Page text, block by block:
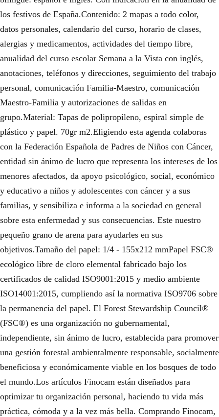
los festivos de España.Contenido: 2 mapas a todo color,
datos personales, calendario del curso, horario de clases,
alergias y medicamentos, actividades del tiempo libre,
anualidad del curso escolar Semana a la Vista con inglés,
anotaciones, teléfonos y direcciones, seguimiento del trabajo
personal, comunicación Familia-Maestro, comunicación
Maestro-Familia y autorizaciones de salidas en
grupo.Material: Tapas de polipropileno, espiral simple de
plástico y papel. 70gr m2.Eligiendo esta agenda colaboras
con la Federación Española de Padres de Niños con Cáncer,
entidad sin ánimo de lucro que representa los intereses de los
menores afectados, da apoyo psicológico, social, económico
y educativo a niños y adolescentes con cáncer y a sus
familias, y sensibiliza e informa a la sociedad en general
sobre esta enfermedad y sus consecuencias. Este nuestro
pequeño grano de arena para ayudarles en sus
objetivos.Tamaño del papel: 1/4 - 155x212 mmPapel FSC®
ecológico libre de cloro elemental fabricado bajo los
certificados de calidad ISO9001:2015 y medio ambiente
ISO14001:2015, cumpliendo así la normativa ISO9706 sobre
la permanencia del papel. El Forest Stewardship Council®
(FSC®) es una organización no gubernamental,
independiente, sin ánimo de lucro, establecida para promover
una gestión forestal ambientalmente responsable, socialmente
beneficiosa y económicamente viable en los bosques de todo
el mundo.Los artículos Finocam están diseñados para
optimizar tu organización personal, haciendo tu vida más
práctica, cómoda y a la vez más bella. Comprando Finocam,